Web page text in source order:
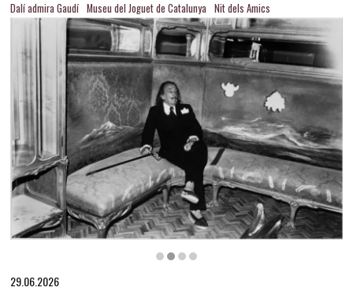
Dalí admira Gaudí Museu del Joguet de Catalunya Nit dels Amics
29.06.2026